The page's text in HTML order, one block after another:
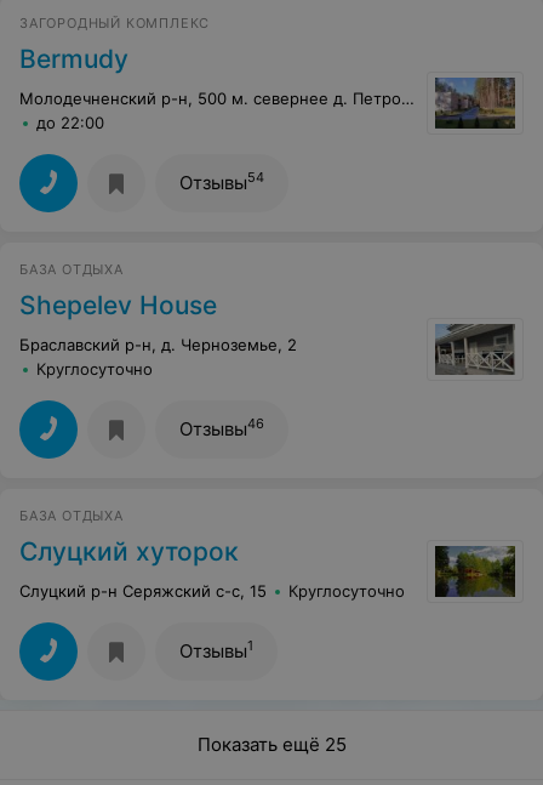
ЗАГОРОДНЫЙ КОМПЛЕКС
Bermudy
Молодечненский р-н, 500 м. севернее д. Петровщина
до 22:00
Отзывы54
БАЗА ОТДЫХА
Shepelev House
Браславский р-н, д. Черноземье, 2
Круглосуточно
Отзывы46
БАЗА ОТДЫХА
Слуцкий хуторок
Слуцкий р-н Серяжский с-с, 15 Круглосуточно
Отзывы1
Показать ещё 25